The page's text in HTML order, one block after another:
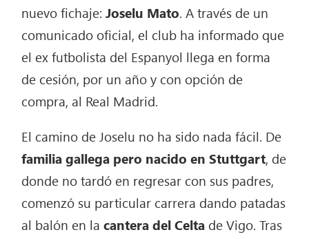
nuevo fichaje:Joselu Mato. A través de un
comunicado oficial, el club ha informado que
el ex futbolista del Espanyol llega en forma
de cesión, por un año y con opción de
compra, al Real Madrid.
El camino de Joselu no ha sido nada fácil. De
familia gallega pero nacido en Stuttgart, de
donde no tardó en regresar con sus padres,
comenzó su particular carrera dando patadas
al balón en la cantera del Celta de Vigo. Tras